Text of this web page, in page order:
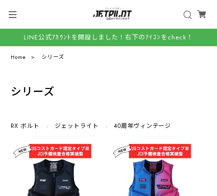
LINE公式ｱｶｳﾝﾄを開設しました！右下のｱｲｺﾝをcheck！
Home シリーズ
シリーズ
RX ボルト ジェットライト 40周年ヴィンテージ